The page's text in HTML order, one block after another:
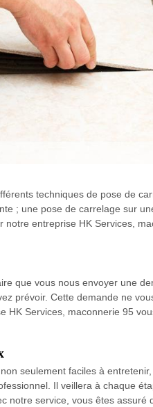
techniques de pose de
; une pose de carrelage sur
entreprise HK Services,
que vous nous envoyer une
prévoir. Cette demande ne
HK Services, maconnerie 95
seulement faciles à
Il veillera à chaque
notre service, vous êtes assuré